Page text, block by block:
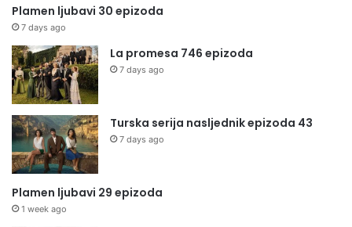
Plamen ljubavi 30 epizoda
7 days ago
La promesa 746 epizoda
7 days ago
Turska serija nasljednik epizoda 43
7 days ago
Plamen ljubavi 29 epizoda
1 week ago